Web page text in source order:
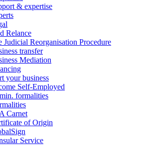
& expertise
Relance
Judicial Reorganisation Procedure
transfer
Mediation
your business
Self-Employed
formalities
Carnet
of Origin
Service